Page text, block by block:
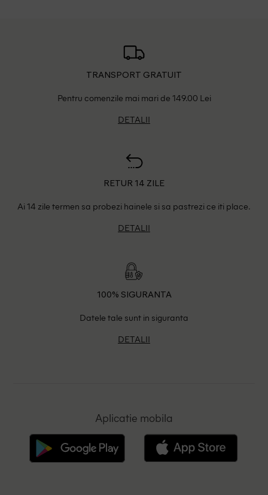
TRANSPORT GRATUIT
Pentru comenzile mai mari de 149.00 Lei
DETALII
RETUR 14 ZILE
Ai 14 zile termen sa probezi hainele si sa pastrezi ce iti place.
DETALII
100% SIGURANTA
Datele tale sunt in siguranta
DETALII
Aplicatie mobila